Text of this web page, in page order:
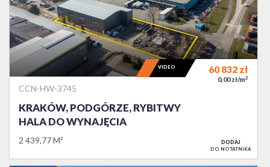
CCN-HW-3745
KRAKÓW, PODGÓRZE, RYBITWY
HALA DO WYNAJĘCIA
2 439,77 M²
60 832 zł
0,00 zł/m2
VIDEO
DODAJ
DO NOTATNIKA